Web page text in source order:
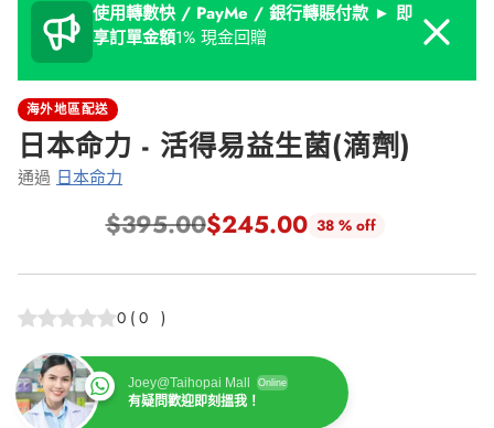
使用轉數快 / PayMe / 銀行轉賬付款 ► 即
享訂單金額1% 現金回贈
Dismiss
海外地區配送
日本命力 - 活得易益生菌(滴劑)
通過 日本命力
正
常
價
$395.00$245.00 38 % off
0 ( 0 )
Joey@Taihopai Mall Online
有疑問歡迎即刻搵我！